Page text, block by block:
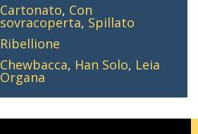
Cartonato, Con
sovracoperta, Spillato
Ribellione
Chewbacca, Han Solo, Leia
Organa